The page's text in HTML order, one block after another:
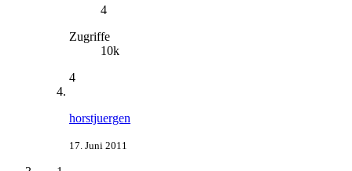
4
Zugriffe
10k
4
horstjuergen
17. Juni 2011